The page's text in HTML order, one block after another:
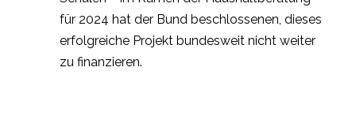
für 2024 hat der Bund beschlossenen, dieses
erfolgreiche Projekt bundesweit nicht weiter
zu finanzieren.